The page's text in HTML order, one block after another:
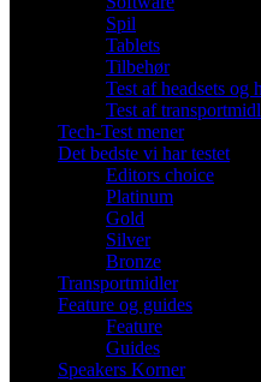
Spil
Tablets
Tilbehør
Test af headsets og
Test af
Tech-Test mener
Det bedste vi har testet
Editors choice
Platinum
Gold
Silver
Bronze
Transportmidler
Feature og guides
Feature
Guides
Speakers Korner